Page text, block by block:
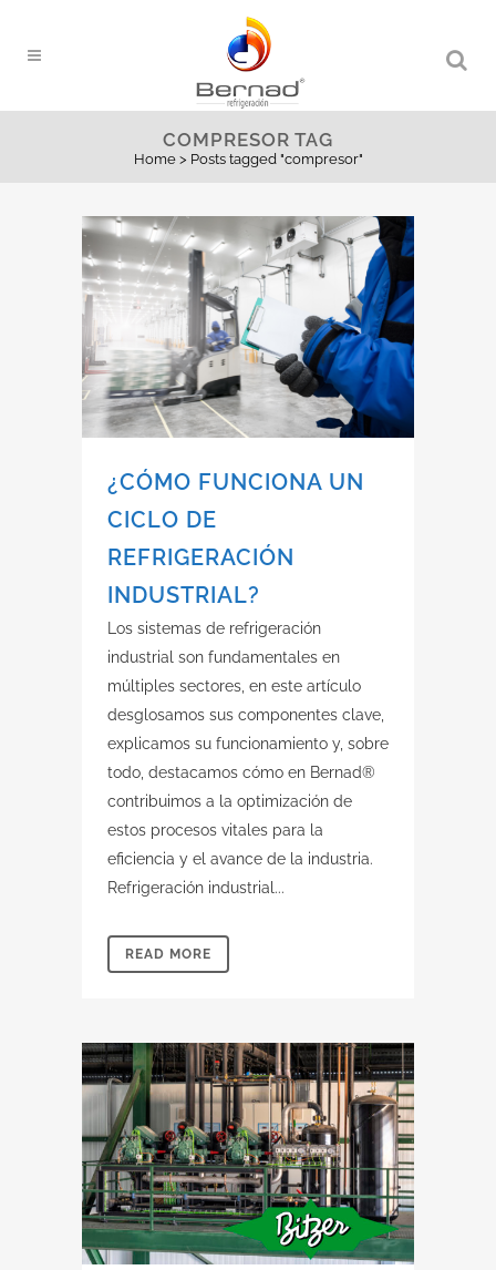
COMPRESOR TAG
Home> Posts tagged "compresor"
¿CÓMO FUNCIONA UN
CICLO DE
REFRIGERACIÓN
INDUSTRIAL?
Los sistemas de refrigeración
industrial son fundamentales en
múltiples sectores, en este artículo
desglosamos sus componentes clave,
explicamos su funcionamiento y, sobre
todo, destacamos cómo en Bernad®
contribuimos a la optimización de
estos procesos vitales para la
eficiencia y el avance de la industria.
Refrigeración industrial...
READ MORE